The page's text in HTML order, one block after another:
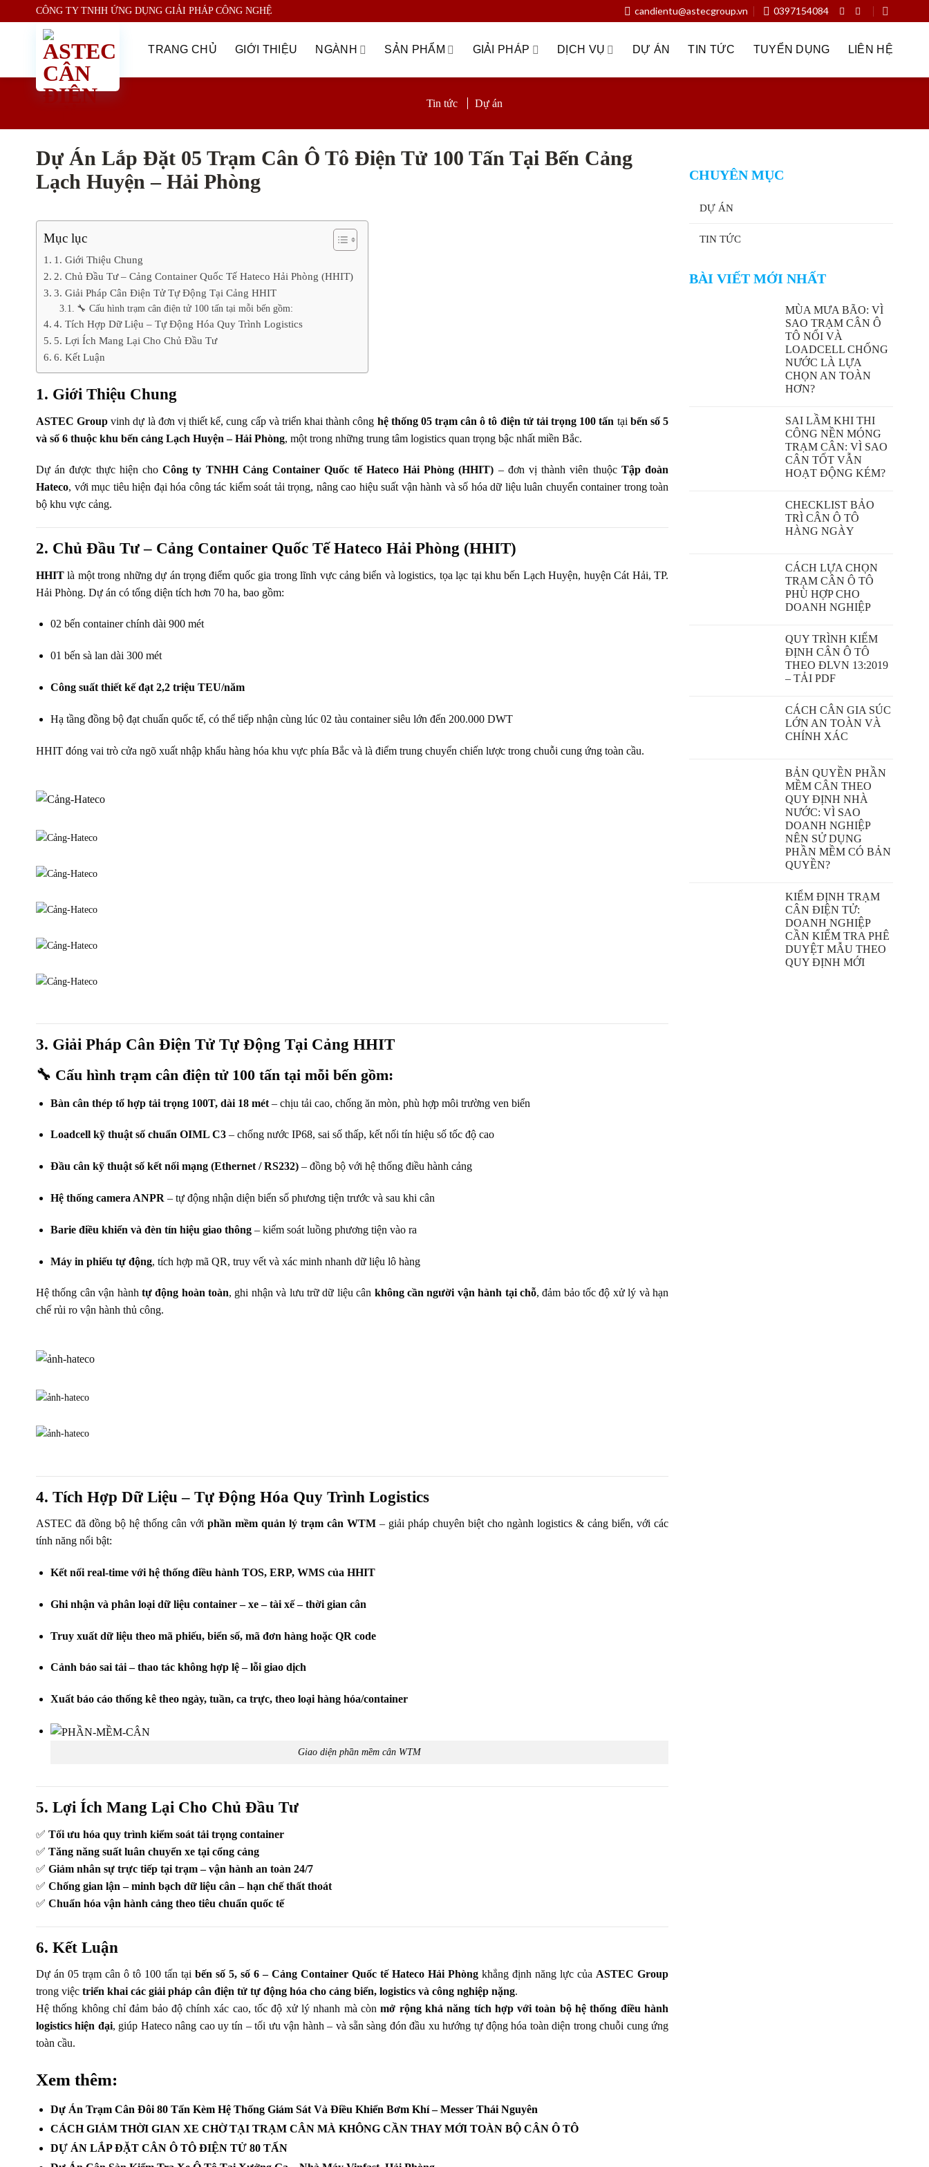
to
CÔNG TY TNHH ỨNG DỤNG GIẢI PHÁP CÔNG NGHỆ candientu@astecgroup.vn 0397154084
TRANG CHỦ GIỚI THIỆU NGÀNH SẢN PHẨM GIẢI PHÁP DỊCH VỤ DỰ ÁN TIN TỨC TUYỂN DỤNG LIÊN HỆ
Tin tức Dự án
Dự Án Lắp Đặt 05 Trạm Cân Ô Tô Điện Tử 100 Tấn Tại Bến Cảng
Lạch Huyện – Hải Phòng
Mục lục
1. Giới Thiệu Chung
2. Chủ Đầu Tư – Cảng Container Quốc Tế Hateco Hải Phòng (HHIT)
3. Giải Pháp Cân Điện Tử Tự Động Tại Cảng HHIT
🔧 Cấu hình trạm cân điện tử 100 tấn tại mỗi bến gồm:
4. Tích Hợp Dữ Liệu – Tự Động Hóa Quy Trình Logistics
5. Lợi Ích Mang Lại Cho Chủ Đầu Tư
6. Kết Luận
1. Giới Thiệu Chung
ASTEC Group vinh dự là đơn vị thiết kế, cung cấp và triển khai thành công hệ thống 05 trạm cân ô tô điện tử tải trọng 100 tấn tại bến số 5
và số 6 thuộc khu bến cảng Lạch Huyện – Hải Phòng, một trong những trung tâm logistics quan trọng bậc nhất miền Bắc.
Dự án được thực hiện choCông ty TNHH Cảng Container Quốc tế Hateco Hải Phòng (HHIT) – đơn vị thành viên thuộc Tập đoàn
Hateco, với mục tiêu hiện đại hóa công tác kiểm soát tải trọng, nâng cao hiệu suất vận hành và số hóa dữ liệu luân chuyển container trong toàn
bộ khu vực cảng.
2. Chủ Đầu Tư – Cảng Container Quốc Tế Hateco Hải Phòng (HHIT)
HHIT là một trong những dự án trọng điểm quốc gia trong lĩnh vực cảng biển và logistics, tọa lạc tại khu bến Lạch Huyện, huyện Cát Hải, TP.
Hải Phòng. Dự án có tổng diện tích hơn 70 ha, bao gồm:
02 bến container chính dài 900 mét
01 bến sà lan dài 300 mét
Công suất thiết kế đạt 2,2 triệu TEU/năm
Hạ tầng đồng bộ đạt chuẩn quốc tế, có thể tiếp nhận cùng lúc 02 tàu container siêu lớn đến 200.000 DWT
HHIT đóng vai trò cửa ngõ xuất nhập khẩu hàng hóa khu vực phía Bắc và là điểm trung chuyển chiến lược trong chuỗi cung ứng toàn cầu.
3. Giải Pháp Cân Điện Tử Tự Động Tại Cảng HHIT
🔧 Cấu hình trạm cân điện tử 100 tấn tại mỗi bến gồm:
Bàn cân thép tổ hợp tải trọng 100T, dài 18 mét– chịu tải cao, chống ăn mòn, phù hợp môi trường ven biển
Loadcell kỹ thuật số chuẩn OIML C3– chống nước IP68, sai số thấp, kết nối tín hiệu số tốc độ cao
Đầu cân kỹ thuật số kết nối mạng (Ethernet / RS232)– đồng bộ với hệ thống điều hành cảng
Hệ thống camera ANPR – tự động nhận diện biển số phương tiện trước và sau khi cân
Barie điều khiển và đèn tín hiệu giao thông– kiểm soát luồng phương tiện vào ra
Máy in phiếu tự động, tích hợp mã QR, truy vết và xác minh nhanh dữ liệu lô hàng
Hệ thống cân vận hành tự động hoàn toàn, ghi nhận và lưu trữ dữ liệu cân không cần người vận hành tại chỗ, đảm bảo tốc độ xử lý và hạn
chế rủi ro vận hành thủ công.
4. Tích Hợp Dữ Liệu – Tự Động Hóa Quy Trình Logistics
ASTEC đã đồng bộ hệ thống cân với phần mềm quản lý trạm cân WTM – giải pháp chuyên biệt cho ngành logistics & cảng biển, với các
tính năng nổi bật:
Kết nối real-time với hệ thống điều hành TOS, ERP, WMS của HHIT
Ghi nhận và phân loại dữ liệu container – xe – tài xế – thời gian cân
Truy xuất dữ liệu theo mã phiếu, biển số, mã đơn hàng hoặc QR code
Cảnh báo sai tải – thao tác không hợp lệ – lỗi giao dịch
Xuất báo cáo thống kê theo ngày, tuần, ca trực, theo loại hàng hóa/container
Giao diện phần mềm cân WTM
5. Lợi Ích Mang Lại Cho Chủ Đầu Tư
✅ Tối ưu hóa quy trình kiểm soát tải trọng container
✅ Tăng năng suất luân chuyển xe tại cổng cảng
✅ Giảm nhân sự trực tiếp tại trạm – vận hành an toàn 24/7
✅ Chống gian lận – minh bạch dữ liệu cân – hạn chế thất thoát
✅ Chuẩn hóa vận hành cảng theo tiêu chuẩn quốc tế
6. Kết Luận
Dự án 05 trạm cân ô tô 100 tấn tại bến số 5, số 6 – Cảng Container Quốc tế Hateco Hải Phòng khẳng định năng lực của ASTEC Group
trong việc triển khai các giải pháp cân điện tử tự động hóa cho cảng biển, logistics và công nghiệp nặng.
Hệ thống không chỉ đảm bảo độ chính xác cao, tốc độ xử lý nhanh mà cònmở rộng khả năng tích hợp với toàn bộ hệ thống điều hành
logistics hiện đại, giúp Hateco nâng cao uy tín – tối ưu vận hành – và sẵn sàng đón đầu xu hướng tự động hóa toàn diện trong chuỗi cung ứng
toàn cầu.
Xem thêm:
Dự Án Trạm Cân Đôi 80 Tấn Kèm Hệ Thống Giám Sát Và Điều Khiển Bơm Khí – Messer Thái Nguyên
CÁCH GIẢM THỜI GIAN XE CHỜ TẠI TRẠM CÂN MÀ KHÔNG CẦN THAY MỚI TOÀN BỘ CÂN Ô TÔ
DỰ ÁN LẮP ĐẶT CÂN Ô TÔ ĐIỆN TỬ 80 TẤN
CHUYÊN MỤC
DỰ ÁN
TIN TỨC
BÀI VIẾT MỚI NHẤT
MÙA MƯA BÃO: VÌ
SAO TRẠM CÂN Ô
TÔ NỔI VÀ
LOADCELL CHỐNG
NƯỚC LÀ LỰA
CHỌN AN TOÀN
HƠN?
SAI LẦM KHI THI
CÔNG NỀN MÓNG
TRẠM CÂN: VÌ SAO
CÂN TỐT VẪN
HOẠT ĐỘNG KÉM?
CHECKLIST BẢO
TRÌ CÂN Ô TÔ
HÀNG NGÀY
CÁCH LỰA CHỌN
TRẠM CÂN Ô TÔ
PHÙ HỢP CHO
DOANH NGHIỆP
QUY TRÌNH KIỂM
ĐỊNH CÂN Ô TÔ
THEO ĐLVN 13:2019
– TẢI PDF
CÁCH CÂN GIA SÚC
LỚN AN TOÀN VÀ
CHÍNH XÁC
BẢN QUYỀN PHẦN
MỀM CÂN THEO
QUY ĐỊNH NHÀ
NƯỚC: VÌ SAO
DOANH NGHIỆP
NÊN SỬ DỤNG
PHẦN MỀM CÓ BẢN
QUYỀN?
KIỂM ĐỊNH TRẠM
CÂN ĐIỆN TỬ:
DOANH NGHIỆP
CẦN KIỂM TRA PHÊ
DUYỆT MẪU THEO
QUY ĐỊNH MỚI